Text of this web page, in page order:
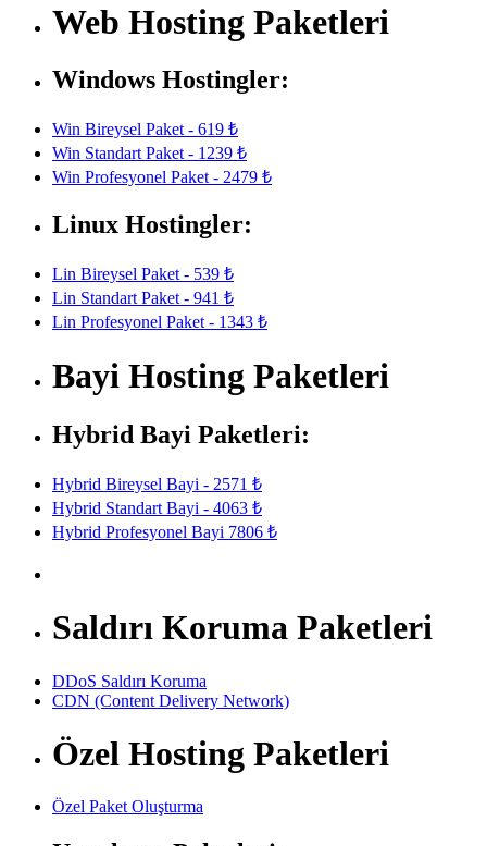
Web Hosting Paketleri
Windows Hostingler:
Win Bireysel Paket - 619 ₺
Win Standart Paket - 1239 ₺
Win Profesyonel Paket - 2479 ₺
Linux Hostingler:
Lin Bireysel Paket - 539 ₺
Lin Standart Paket - 941 ₺
Lin Profesyonel Paket - 1343 ₺
Bayi Hosting Paketleri
Hybrid Bayi Paketleri:
Hybrid Bireysel Bayi - 2571 ₺
Hybrid Standart Bayi - 4063 ₺
Hybrid Profesyonel Bayi 7806 ₺
Saldırı Koruma Paketleri
DDoS Saldırı Koruma
CDN (Content Delivery Network)
Özel Hosting Paketleri
Özel Paket Oluşturma